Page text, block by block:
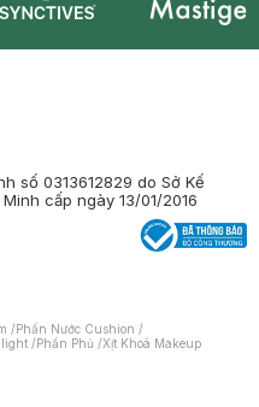
số 0313612829 do Sở Kế
cấp ngày 13/01/2016
/Phấn Nước Cushion /
/Phấn Phủ /Xịt Khoá Makeup